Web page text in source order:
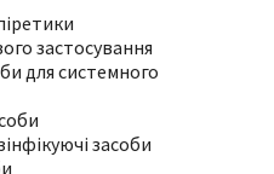
застосування
для системного
засоби